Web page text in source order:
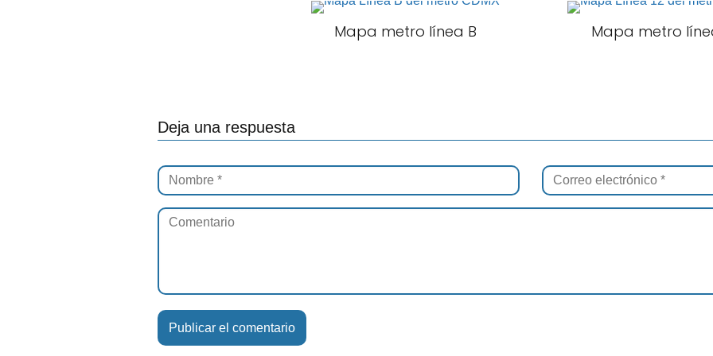
Mapa metro línea B Mapa metro
Deja una respuesta